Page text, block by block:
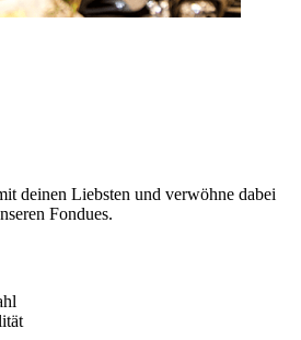
deinen Liebsten und verwöhne dabei
Fondues.